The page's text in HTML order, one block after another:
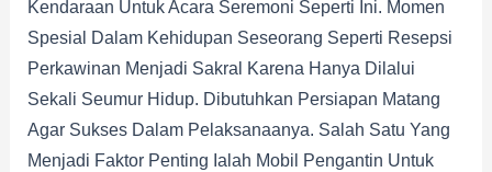
Kendaraan Untuk Acara Seremoni Seperti Ini. Momen
Spesial Dalam Kehidupan Seseorang Seperti Resepsi
Perkawinan Menjadi Sakral Karena Hanya Dilalui
Sekali Seumur Hidup. Dibutuhkan Persiapan Matang
Agar Sukses Dalam Pelaksanaanya. Salah Satu Yang
Menjadi Faktor Penting Ialah Mobil Pengantin Untuk